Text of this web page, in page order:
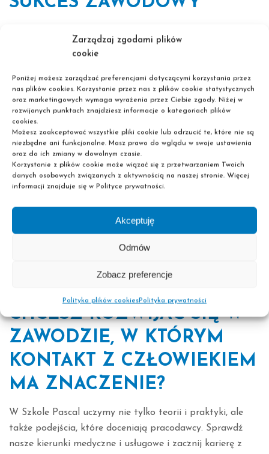
Zarządzaj zgodami plików
cookie
Poniżej możesz zarządzać preferencjami dotyczącymi korzystania przez
nas plików cookies. Korzystanie przez nas z plików cookie statystycznych
oraz marketingowych wymaga wyrażenia przez Ciebie zgody. Niżej w
rozwijanych punktach znajdziesz informacje o kategoriach plików
cookies.
Możesz zaakceptować wszystkie pliki cookie lub odrzucić te, które nie są
niezbędne ani funkcjonalne. Masz prawo do wglądu w swoje ustawienia
oraz do ich zmiany w dowolnym czasie.
Korzystanie z plików cookie może wiązać się z przetwarzaniem Twoich
danych osobowych związanych z aktywnością na naszej stronie. Więcej
informacji znajduje się w Polityce prywatności.
Akceptuję
Odmów
Zobacz preferencje
Polityka plików cookiesPolityka prywatności
poświęcać czas na naukę komunikacji, skoro muszę
tak.
Budowanie lojalności:Klienci i pacjenci wracają do osób,
przy których czują się dobrze traktowani. Wiedza techniczna
przyciąga klienta raz, ale kultura osobista i empatia
zatrzymują go na lata.
Praca w zespole:
Współczesna medycyna i usługi to gra
zespołowa. Bez umiejętności rozwiązywania konfliktów i
jasnego przekazywania informacji, nawet najlepszy zespół
Wiedza techniczna pozwala Ci
CHCESZ ROZWIJAĆ SIĘ W
ZAWODZIE, W KTÓRYM
KONTAKT Z CZŁOWIEKIEM
MA ZNACZENIE?
W Szkole Pascal uczymy nie tylko teorii i praktyki, ale
także podejścia, które doceniają pracodawcy. Sprawdź
nasze kierunki medyczne i usługowe i zacznij karierę z